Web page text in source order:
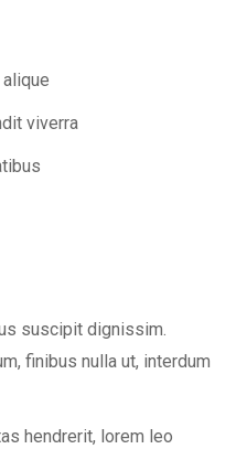
viverra
suscipit dignissim.
finibus nulla ut, interdum
hendrerit, lorem leo